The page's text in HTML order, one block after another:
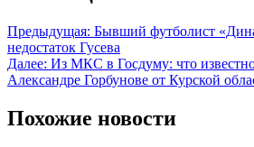
Предыдущая: Бывший футболист
недостаток Гусева
Далее: Из МКС в Госдуму: что
Александре Горбунове от Курской
Похожие новости